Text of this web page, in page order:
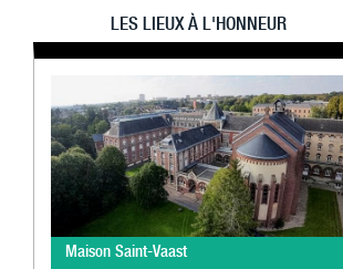
LES LIEUX À L'HONNEUR
Maison Saint-Vaast